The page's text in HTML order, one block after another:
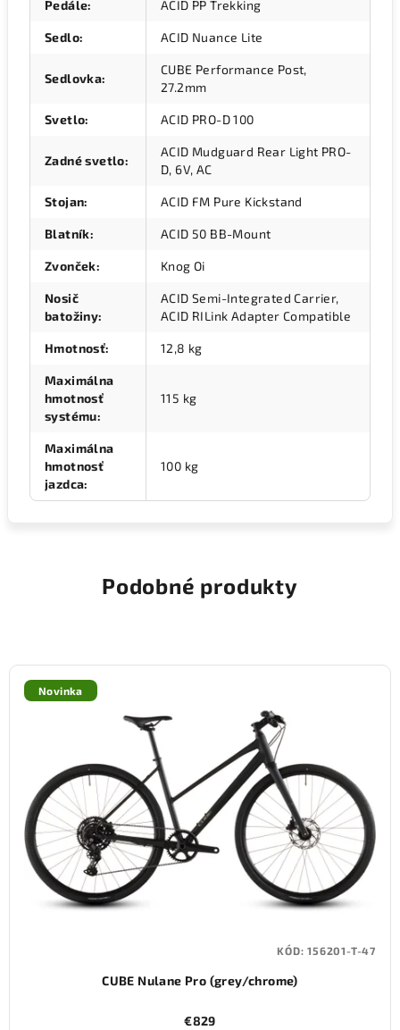
Pedále: ACID PP Trekking
Sedlo: ACID Nuance Lite
Sedlovka:
CUBE Performance Post,
27.2mm
Svetlo: ACID PRO-D 100
Zadné svetlo:
ACID Mudguard Rear Light PRO-
D, 6V, AC
Stojan: ACID FM Pure Kickstand
Blatník: ACID 50 BB-Mount
Zvonček: Knog Oi
Nosič
batožiny:
ACID Semi-Integrated Carrier,
ACID RILink Adapter Compatible
Hmotnosť: 12,8 kg
Maximálna
hmotnosť
systému:
115 kg
Maximálna
hmotnosť
jazdca:
100 kg
Podobné produkty
Novinka
CUBE Nulane Pro (grey/chrome)
€829
KÓD:156201-T-47